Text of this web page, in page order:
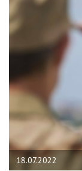
18.07.2022